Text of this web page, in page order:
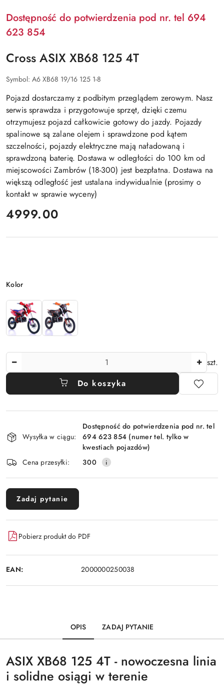
Dostępność do potwierdzenia pod nr. tel 694
623 854
Cross ASIX XB68 125 4T
Symbol: A6 XB68 19/16 125 1-8
Pojazd dostarczamy z podbitym przeglądem zerowym. Nasz
serwis sprawdza i przygotowuje sprzęt, dzięki czemu
otrzymujesz pojazd całkowicie gotowy do jazdy. Pojazdy
spalinowe są zalane olejem i sprawdzone pod kątem
szczelności, pojazdy elektryczne mają naładowaną i
sprawdzoną baterię. Dostawa w odległości do 100 km od
miejscowości Zambrów (18-300) jest bezpłatna. Dostawa na
większą odległość jest ustalana indywidualnie (prosimy o
kontakt w sprawie wyceny)
cena:
4999.00
Wariant
Kolor
szt.
Do koszyka
i
dostawaWysyłka w ciągu:
Dostępność do potwierdzenia pod nr. tel
694 623 854 (numer tel. tylko w
kwestiach pojazdów)
Cena przesyłki:
300
Zadaj pytanie
Pobierz produkt do PDF
EAN: 2000000250038
OPIS ZADAJ PYTANIE
ASIX XB68 125 4T - nowoczesna linia
i solidne osiągi w terenie